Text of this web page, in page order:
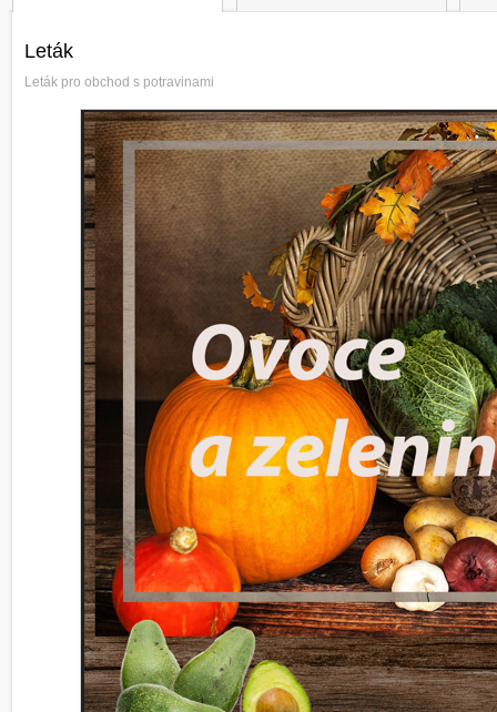
Leták
Leták pro obchod s potravinami